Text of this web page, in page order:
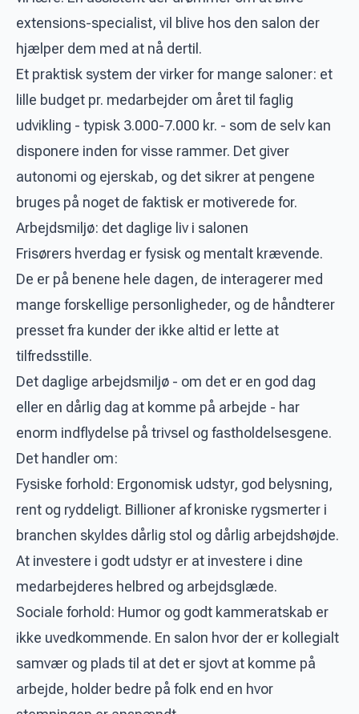
extensions-specialist, vil blive hos den salon der
hjælper dem med at nå dertil.
Et praktisk system der virker for mange saloner: et
lille budget pr. medarbejder om året til faglig
udvikling - typisk 3.000-7.000 kr. - som de selv kan
disponere inden for visse rammer. Det giver
autonomi og ejerskab, og det sikrer at pengene
bruges på noget de faktisk er motiverede for.
Arbejdsmiljø: det daglige liv i salonen
Frisørers hverdag er fysisk og mentalt krævende.
De er på benene hele dagen, de interagerer med
mange forskellige personligheder, og de håndterer
presset fra kunder der ikke altid er lette at
tilfredsstille.
Det daglige arbejdsmiljø - om det er en god dag
eller en dårlig dag at komme på arbejde - har
enorm indflydelse på trivsel og fastholdelsesgene.
Det handler om:
Fysiske forhold: Ergonomisk udstyr, god belysning,
rent og ryddeligt. Billioner af kroniske rygsmerter i
branchen skyldes dårlig stol og dårlig arbejdshøjde.
At investere i godt udstyr er at investere i dine
medarbejderes helbred og arbejdsglæde.
Sociale forhold: Humor og godt kammeratskab er
ikke uvedkommende. En salon hvor der er kollegialt
samvær og plads til at det er sjovt at komme på
arbejde, holder bedre på folk end en hvor